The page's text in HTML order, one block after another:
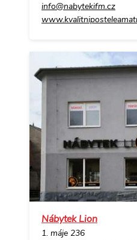
info@nabytekifm.cz
Nábytek Lion
1. máje 236